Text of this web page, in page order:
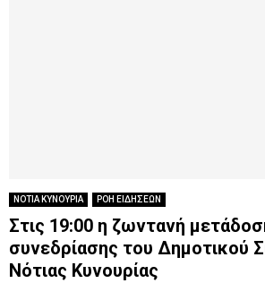
ΝΟΤΙΑ ΚΥΝΟΥΡΙΑ ΡΟΗ ΕΙΔΗΣΕΩΝ
Στις 19:00 η ζωντανή
συνεδρίασης του Δημοτικού
Νότιας Κυνουρίας